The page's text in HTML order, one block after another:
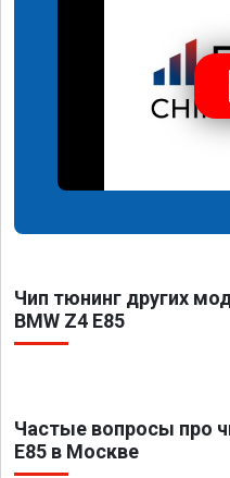
Чип тюнинг других
BMW Z4 E85
Частые вопросы про
E85 в Москве